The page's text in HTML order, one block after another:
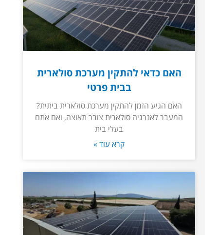
האם כדאי להתקין מערכת סולארית
בבית פרטי
האם הגיע הזמן להתקין מערכת סולארית ביתית?
המעבר לאנרגיה סולארית צובר תאוצה, ואם אתם
בעלי בית
קרא עוד »